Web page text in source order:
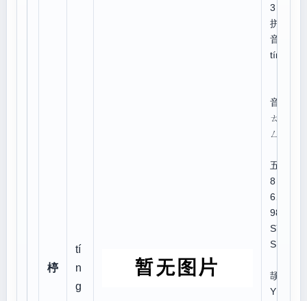
楟
tí
n
g
3
拼
音：
tíng
音：
ㄊㄧ
ㄥˊ
五笔
8
6、
98:
SYP
S
颉:D
YR